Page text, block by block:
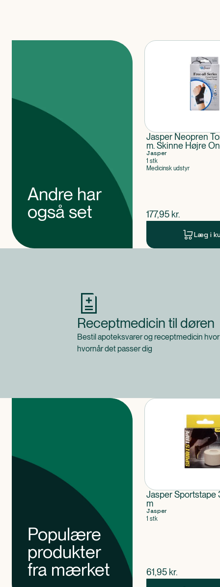
Andre har
også set
Jasper Neopren
m. Skinne Højre
Jasper
1 stk
Medicinsk udstyr
$nuværende pris
177,95 kr.
Læg i
Receptmedicin til døren
Bestil apoteksvarer og receptmedicin
hvornår det passer dig
Populære
produkter
fra mærket
Jasper Sportstape
m
Jasper
1 stk
$nuværende pris
61,95 kr.